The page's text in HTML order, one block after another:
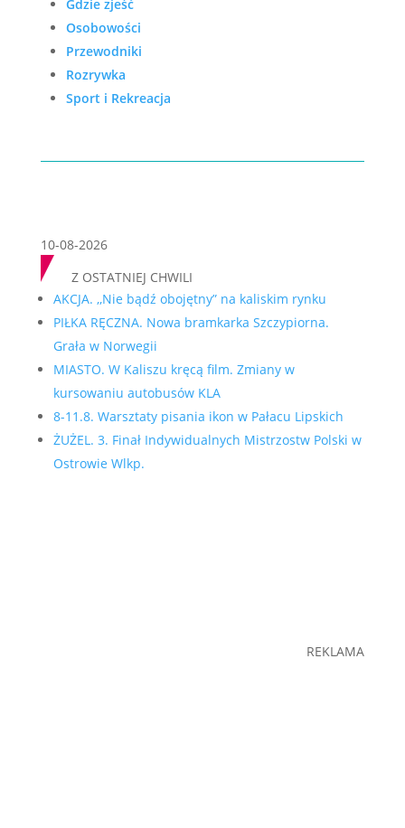
Gdzie zjeść
Osobowości
Przewodniki
Rozrywka
Sport i Rekreacja
10-08-2026
Z OSTATNIEJ CHWILI
AKCJA. ,,Nie bądź obojętny” na kaliskim rynku
PIŁKA RĘCZNA. Nowa bramkarka Szczypiorna.
Grała w Norwegii
MIASTO. W Kaliszu kręcą film. Zmiany w
kursowaniu autobusów KLA
8-11.8. Warsztaty pisania ikon w Pałacu Lipskich
ŻUŻEL. 3. Finał Indywidualnych Mistrzostw Polski w
Ostrowie Wlkp.
REKLAMA